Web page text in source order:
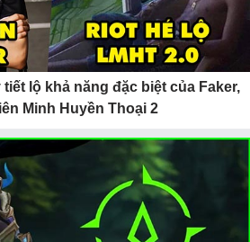
tiết lộ khả năng đặc biệt của Faker,
Minh Huyền Thoại 2